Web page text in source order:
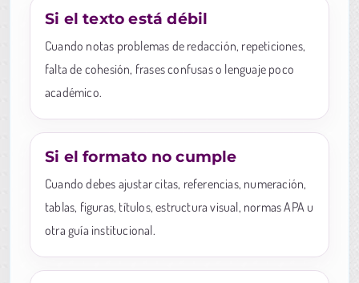
Si el texto está débil
Cuando notas problemas de redacción, repeticiones,
falta de cohesión, frases confusas o lenguaje poco
académico.
Si el formato no cumple
Cuando debes ajustar citas, referencias, numeración,
tablas, figuras, títulos, estructura visual, normas APA u
otra guía institucional.